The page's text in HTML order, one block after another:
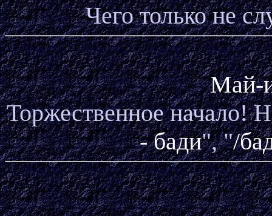
Чего только не
Май-
Торжественное начало!
- бади", "/